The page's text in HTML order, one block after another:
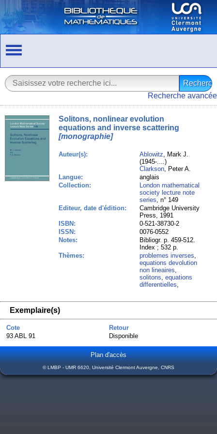
Recherche avancée
Solitons, nonlinear evolution
equations and inverse scattering
[monographie]
Auteur(s): Ablowitz, Mark J.
(1945-....)
Clarkson, Peter A.
Langue:
anglais
Collection:
London mathematical
society lecture note
series, n° 149
Editeur, date d'édition:
Cambridge University
Press, 1991
ISBN:
0-521-38730-2
ISSN:
0076-0552
Notes:
Bibliogr. p. 459-512.
Index ; 532 p.
Thèmes:
problemes inverses,
equations devolution
non lineaires,
solitons,equations
differentielles,
Exemplaire(s)
Cote
Retour
93 ABL 91
Disponible
Plan d'accès
© LMBP - UMR 6620, Université Clermont Auvergne, CNRS